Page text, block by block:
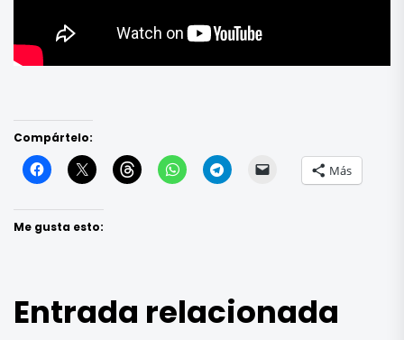
Compártelo:
Más
Me gusta esto:
Entrada relacionada